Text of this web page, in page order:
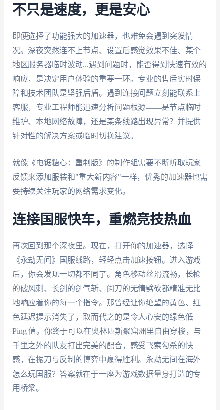
不只是速度，更是安心
即便选择了功能强大的加速器，也难免会遇到突发情
况。深夜突然连不上节点、设置后感觉效果不佳、某个
地区服务器临时波动...遇到问题时，能否得到快速有效的
响应，是决定用户体验的重要一环。专业的售后实时保
障和技术团队是坚强后盾。遇到连接问题立刻能联系上
客服，专业工程师能迅速分析问题根源——是节点临时
维护、本地网络故障，还是某条线路出现异常？并提供
针对性的解决方案或临时切换建议。
就像《电锯糖心：重制版》的制作组需要不断听取玩家
反馈来添加服装和"重大新内容"一样，优秀的加速器也需
要持续关注玩家的网络需求变化。
连接国服快车，重燃竞技热血
再次回到那个深夜里。现在，打开你的加速器，选择
《永劫无间》国服线路，轻轻点击加速按钮。进入游戏
后，你会发现一切都不同了。角色移动丝滑流畅，长枪
的破风刺、长剑的剑气斩、阔刀的无情劈砍都精准无比
地响应着你的每一个指令。那曾经让你绝望的黄色、红
色延迟提示消失了，取而代之的是令人心安的绿色低
Ping 值。你终于可以在奥林匹斯聚窟洲里自由穿梭，与
千里之外的队友打出完美的配合，感受飞索勾杀的快
感，在振刀与反制的博弈中赢得胜利。永劫无间在海外
怎么玩国服？答案就在于一座为游戏数据量身打造的专
用桥梁。